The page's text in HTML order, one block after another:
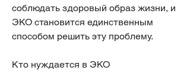
соблюдать здоровый образ жизни, и
ЭКО становится единственным
способом решить эту проблему.
Кто нуждается в ЭКО